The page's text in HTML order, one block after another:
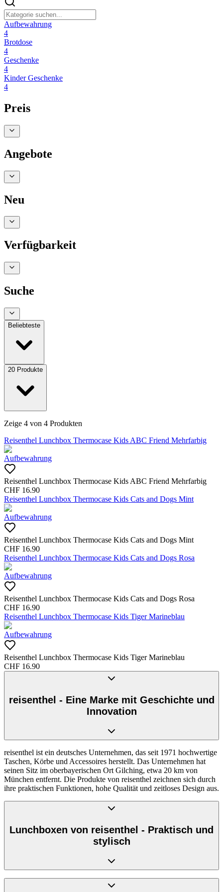
Aufbewahrung
4
Brotdose
4
Geschenke
4
Kinder Geschenke
4
Preis
Angebote
Neu
Verfügbarkeit
Suche
Beliebteste
20 Produkte
Zeige 4 von 4 Produkten
Reisenthel Lunchbox Thermocase Kids ABC Friend Mehrfarbig
Aufbewahrung
Reisenthel Lunchbox Thermocase Kids ABC Friend Mehrfarbig
CHF 16.90
Reisenthel Lunchbox Thermocase Kids Cats and Dogs Mint
Aufbewahrung
Reisenthel Lunchbox Thermocase Kids Cats and Dogs Mint
CHF 16.90
Reisenthel Lunchbox Thermocase Kids Cats and Dogs Rosa
Aufbewahrung
Reisenthel Lunchbox Thermocase Kids Cats and Dogs Rosa
CHF 16.90
Reisenthel Lunchbox Thermocase Kids Tiger Marineblau
Aufbewahrung
Reisenthel Lunchbox Thermocase Kids Tiger Marineblau
CHF 16.90
reisenthel - Eine Marke mit Geschichte und
Innovation
reisenthel ist ein deutsches Unternehmen, das seit 1971 hochwertige
Taschen, Körbe und Accessoires herstellt. Das Unternehmen hat
seinen Sitz im oberbayerischen Ort Gilching, etwa 20 km von
München entfernt. Die Produkte von reisenthel zeichnen sich durch
ihre praktischen Funktionen, hohe Qualität und zeitloses Design aus.
Lunchboxen von reisenthel - Praktisch und
stylisch
Ein besonders beliebtes Produkt von reisenthel sind die